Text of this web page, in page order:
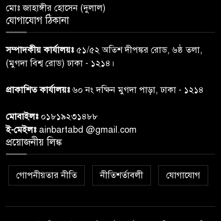
পেশ
তদন্ত শেষ পর্যায়ে, দ্রুত চার্জশিট
৭
রাতের মধ্যে ঢাকাসহ ১০ অঞ্চলে
ঝড়বৃষ্টির পূর্বাভাস
৮
প্রধানমন্ত্রীর সঙ্গে দেখা করে স্বপ্নপূরণ
উপহার
৯
২০ আগস্ট রাষ্ট্রপতি নির্বাচন,
১০
মোঃ জাহাঙ্গীর হোসেন (দুলাল)
যোগাযোগ ঠিকানা
সম্পাদকীয় কার্যালয়ঃ ৫১/৫২ অতিশ দীপঙ্কর রোড, ৬ষ্ঠ তলা,
(মুগদা বিশ্ব রোড) ঢাকা - ১২১৪।
প্রাকাশিত কার্যালয়ঃ৬০ নং দক্ষিন মুগদা পাড়া, ঢাকা - ১২১৪
মোবাইলঃ ০১৮১৯২৩১৪৮৮
ই-মেইলঃ ainbartabd @gmail.com
প্রয়োজনীয় লিঙ্ক
গোপনীয়তার নীতি নীতিশর্তাবলী যোগাযোগ